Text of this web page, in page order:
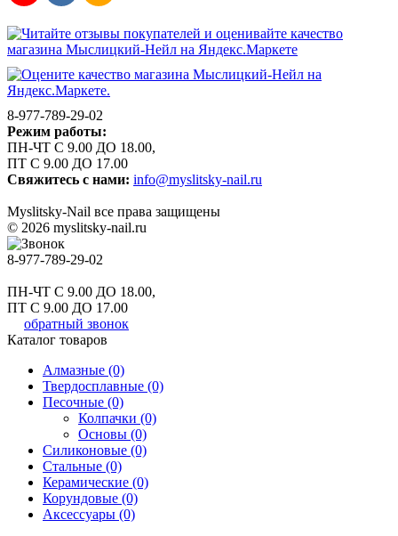
8-977-789-29-02
Режим работы:
ПН-ЧТ С 9.00 ДО 18.00,
ПТ С 9.00 ДО 17.00
Свяжитесь с нами: info@myslitsky-nail.ru
Myslitsky-Nail все права защищены
© 2026 myslitsky-nail.ru
8-977-789-29-02
ПН-ЧТ С 9.00 ДО 18.00,
ПТ С 9.00 ДО 17.00
обратный звонок
Каталог товаров
Алмазные (0)
Твердосплавные (0)
Песочные (0)
Колпачки (0)
Основы (0)
Силиконовые (0)
Стальные (0)
Керамические (0)
Корундовые (0)
Аксессуары (0)